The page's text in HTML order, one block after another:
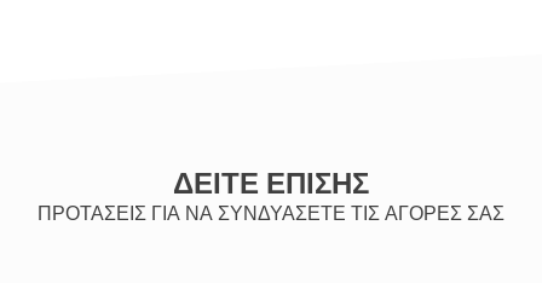
ΔΕΙΤΕ ΕΠΙΣΗΣ
ΠΡΟΤΑΣΕΙΣ ΓΙΑ ΝΑ ΣΥΝΔΥΑΣΕΤΕ ΤΙΣ ΑΓΟΡΕΣ ΣΑΣ